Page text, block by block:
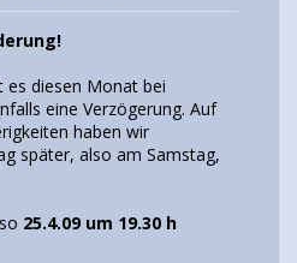
es diesen Monat bei
eine Verzögerung. Auf
haben wir
später, also am Samstag,
25.4.09 um 19.30 h